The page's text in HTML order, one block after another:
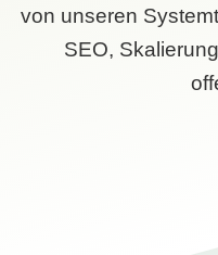
von unseren
SEO,